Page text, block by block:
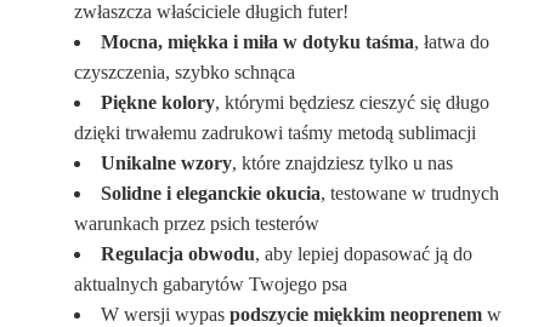
zwłaszcza właściciele długich futer!
Mocna, miękka i miła w dotyku taśma, łatwa do
czyszczenia, szybko schnąca
Piękne kolory, którymi będziesz cieszyć się długo
dzięki trwałemu zadrukowi taśmy metodą sublimacji
Unikalne wzory, które znajdziesz tylko u nas
Solidne i eleganckie okucia, testowane w trudnych
warunkach przez psich testerów
Regulacja obwodu, aby lepiej dopasować ją do
aktualnych gabarytów Twojego psa
W wersji wypaspodszycie miękkim neoprenem w